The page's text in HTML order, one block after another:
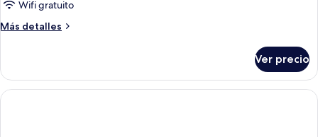
Apartment
-
1
Wifi gratuito
Más detalles
Más
-
Bedroom
Ver precio